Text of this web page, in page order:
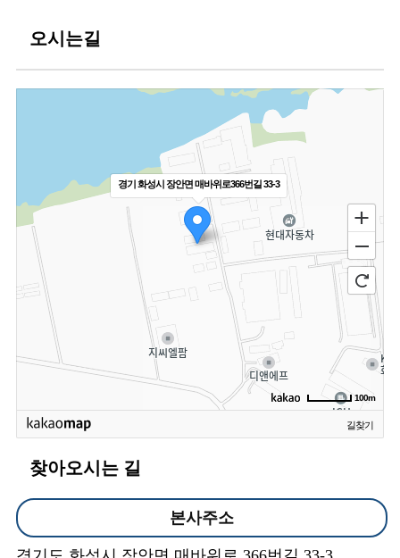
오시는길
경기 화성시 장안면 매바위로366번길 33-3
100m
길찾기
찾아오시는 길
본사주소